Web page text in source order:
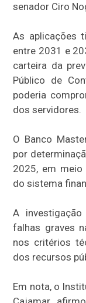
senador Ciro
As aplicações
entre 2031 e
carteira da
Público de
poderia
dos servidores.
O Banco
por
2025, em
do sistema
A
falhas graves
nos critérios
dos recursos
Em nota, o